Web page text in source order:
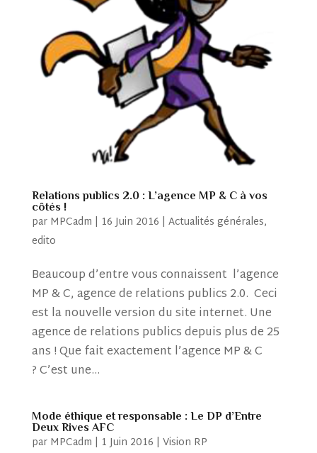
Relations publics 2.0 : L’agence MP & C à vos
côtés !
par MPCadm | 16 Juin 2016 | Actualités générales,
edito
Beaucoup d’entre vous connaissent l’agence
MP & C, agence de relations publics 2.0. Ceci
est la nouvelle version du site internet. Une
agence de relations publics depuis plus de 25
ans ! Que fait exactement l’agence MP & C
? C’est une...
Mode éthique et responsable : Le DP d’Entre
Deux Rives AFC
par MPCadm | 1 Juin 2016 | Vision RP